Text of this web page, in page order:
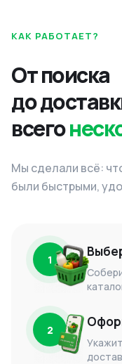
КАК РАБОТАЕТ?
От поиска
до
всего
Мы сделали всё:
были быстрыми,
1
2